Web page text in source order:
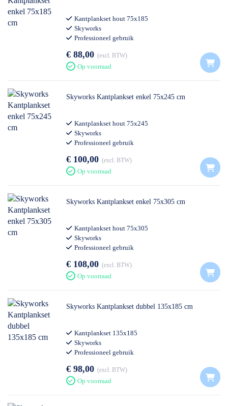
Kantplankset hout 75x185
Skyworks
Professioneel gebruik
€ 88,00 excl. BTW
Op voorraad
Skyworks Kantplankset enkel 75x245 cm
Kantplankset hout 75x245
Skyworks
Professioneel gebruik
€ 100,00 excl. BTW
Op voorraad
Skyworks Kantplankset enkel 75x305 cm
Kantplankset hout 75x305
Skyworks
Professioneel gebruik
€ 108,00 excl. BTW
Op voorraad
Skyworks Kantplankset dubbel 135x185 cm
Kantplankset 135x185
Skyworks
Professioneel gebruik
€ 98,00 excl. BTW
Op voorraad